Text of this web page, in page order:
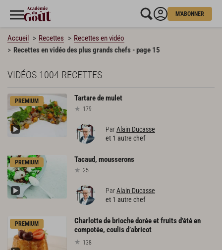
M'ABONNER
Accueil Recettes
Recettes en vidéo
Recettes en vidéo des plus grands chefs - page 15
VIDÉOS 1004 RECETTES
PREMIUM Tartaredemulet
179
ParAlain Ducasse
et 1 autre chef
PREMIUM Tacaud, mousserons
25
ParAlain Ducasse
et 1 autre chef
PREMIUM
Charlotte de brioche dorée et fruits d’été en
compotée, coulis d’abricot
138